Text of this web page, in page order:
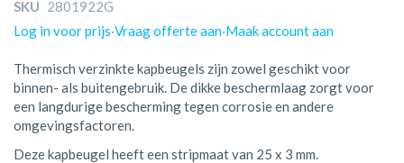
SKU 2801922G
Log in voor prijs·Vraag offerte aan·Maak account aan
Thermisch verzinkte kapbeugels zijn zowel geschikt voor
binnen- als buitengebruik. De dikke beschermlaag zorgt voor
een langdurige bescherming tegen corrosie en andere
omgevingsfactoren.
Deze kapbeugel heeft een stripmaat van 25 x 3 mm.